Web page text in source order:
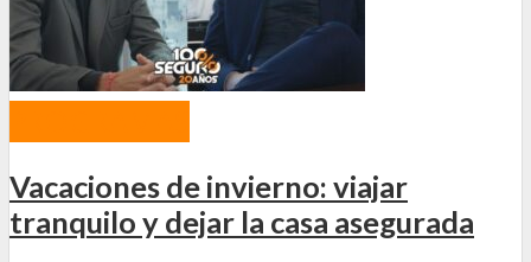
Vacaciones de invierno: viajar
tranquilo y dejar la casa asegurada